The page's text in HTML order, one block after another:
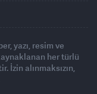
yazı, resim ve
her türlü
İzin alınmaksızın,